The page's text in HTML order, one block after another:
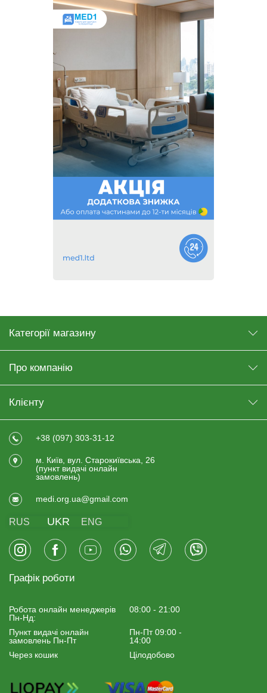
Категорії магазину
Про компанію
Клієнту
+38 (097) 303-31-12
м. Київ, вул. Старокиївська, 26
(пункт видачi онлайн
замовлень)
medi.org.ua@gmail.com
RUS UKR ENG
Графік роботи
Робота онлайн менеджерiв
Пн-Нд:
08:00 - 21:00
Пункт видачі онлайн
замовлень Пн-Пт
Пн-Пт 09:00 -
14:00
Через кошик
Цілодобово